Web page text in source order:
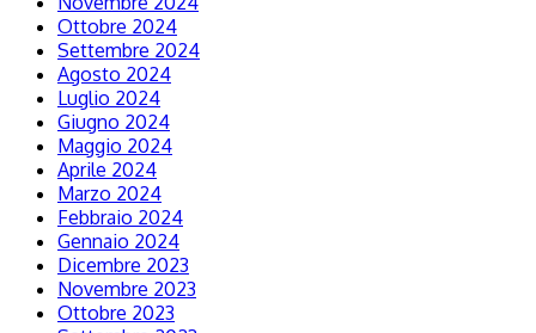
Ottobre 2024
Settembre 2024
Agosto 2024
Luglio 2024
Giugno 2024
Maggio 2024
Aprile 2024
Marzo 2024
Febbraio 2024
Gennaio 2024
Dicembre 2023
Novembre 2023
Ottobre 2023